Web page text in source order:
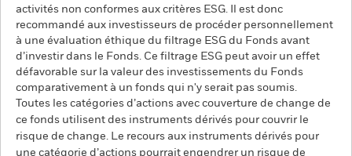
activités non conformes aux critères ESG. Il est donc
recommandé aux investisseurs de procéder personnellement
à une évaluation éthique du filtrage ESG du Fonds avant
d’investir dans le Fonds. Ce filtrage ESG peut avoir un effet
défavorable sur la valeur des investissements du Fonds
comparativement à un fonds qui n'y serait pas soumis.
Toutes les catégories d’actions avec couverture de change de
ce fonds utilisent des instruments dérivés pour couvrir le
risque de change. Le recours aux instruments dérivés pour
une catégorie d’actions pourrait engendrer un risque de